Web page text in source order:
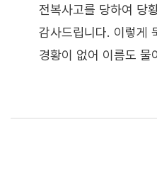
전복사고를 당하여 당
감사드립니다. 이렇게
경황이 없어 이름도 물